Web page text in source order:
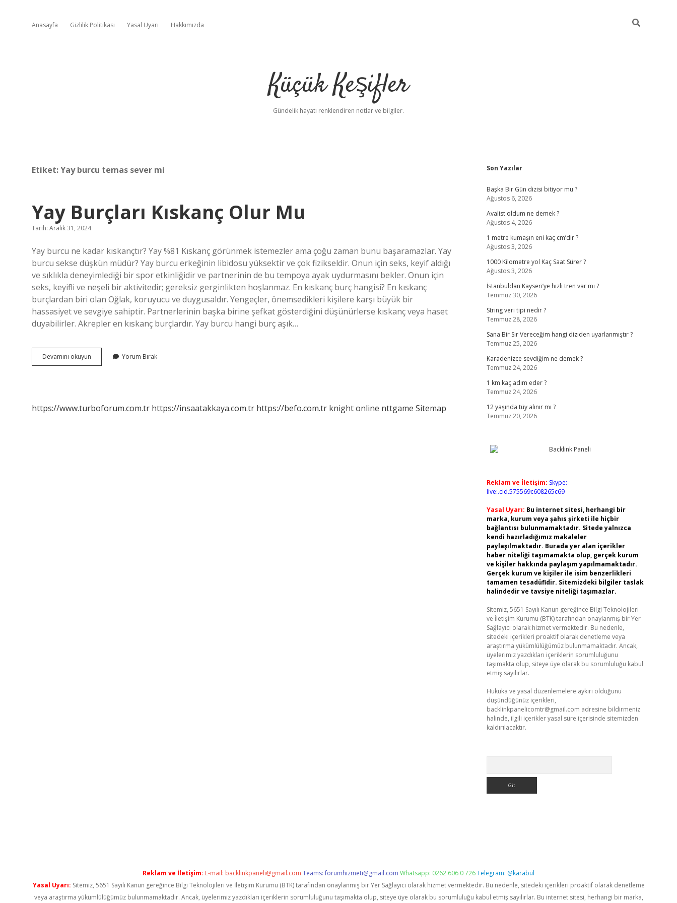
Anasayfa Gizlilik Politikası Yasal Uyarı Hakkımızda
Küçük Keşifler
Gündelik hayatı renklendiren notlar ve bilgiler.
Etiket:Yay burcu temas sever mi
Yay Burçları Kıskanç Olur Mu
Tarih: Aralık 31, 2024
Yay burcu ne kadar kıskançtır? Yay %81 Kıskanç görünmek istemezler ama çoğu zaman bunu başaramazlar. Yay
burcu sekse düşkün müdür? Yay burcu erkeğinin libidosu yüksektir ve çok fizikseldir. Onun için seks, keyif aldığı
ve sıklıkla deneyimlediği bir spor etkinliğidir ve partnerinin de bu tempoya ayak uydurmasını bekler. Onun için
seks, keyifli ve neşeli bir aktivitedir; gereksiz gerginlikten hoşlanmaz. En kıskanç burç hangisi? En kıskanç
burçlardan biri olan Oğlak, koruyucu ve duygusaldır. Yengeçler, önemsedikleri kişilere karşı büyük bir
hassasiyet ve sevgiye sahiptir. Partnerlerinin başka birine şefkat gösterdiğini düşünürlerse kıskanç veya haset
duyabilirler. Akrepler en kıskanç burçlardır. Yay burcu hangi burç aşık…
Devamını okuyun
Burçları
Yorum Bırak
https://www.turboforum.com.tr https://insaatakkaya.com.tr https://befo.com.tr knight online nttgame Sitemap
Sidebar
Son Yazılar
Başka Bir Gün dizisi bitiyor mu ?
Ağustos 6, 2026
Avalist oldum ne demek ?
Ağustos 4, 2026
1 metre kumaşın eni kaç cm’dir ?
Ağustos 3, 2026
1000 Kilometre yol Kaç Saat Sürer ?
Ağustos 3, 2026
İstanbuldan Kayseri’ye hızlı tren var mı ?
Temmuz 30, 2026
String veri tipi nedir ?
Temmuz 28, 2026
Sana Bir Sır Vereceğim hangi diziden uyarlanmıştır ?
Temmuz 25, 2026
Karadenizce sevdiğim ne demek ?
Temmuz 24, 2026
1 km kaç adım eder ?
Temmuz 24, 2026
12 yaşında tüy alınır mı ?
Temmuz 20, 2026
Reklam ve İletişim: Skype:
live:.cid.575569c608265c69
Yasal Uyarı: Bu internet sitesi, herhangi bir
marka, kurum veya şahıs şirketi ile hiçbir
bağlantısı bulunmamaktadır. Sitede yalnızca
kendi hazırladığımız makaleler
paylaşılmaktadır. Burada yer alan içerikler
haber niteliği taşımamakta olup, gerçek kurum
ve kişiler hakkında paylaşım yapılmamaktadır.
Gerçek kurum ve kişiler ile isim benzerlikleri
tamamen tesadüfidir. Sitemizdeki bilgiler taslak
halindedir ve tavsiye niteliği taşımazlar.
Sitemiz, 5651 Sayılı Kanun gereğince Bilgi Teknolojileri
ve İletişim Kurumu (BTK) tarafından onaylanmış bir Yer
Sağlayıcı olarak hizmet vermektedir. Bu nedenle,
sitedeki içerikleri proaktif olarak denetleme veya
araştırma yükümlülüğümüz bulunmamaktadır. Ancak,
üyelerimiz yazdıkları içeriklerin sorumluluğunu
taşımakta olup, siteye üye olarak bu sorumluluğu kabul
etmiş sayılırlar.
Hukuka ve yasal düzenlemelere aykırı olduğunu
düşündüğünüz içerikleri,
backlinkpanelicomtr@gmail.com adresine bildirmeniz
halinde, ilgili içerikler yasal süre içerisinde sitemizden
kaldırılacaktır.
Reklam ve İletişim: E-mail: backlinkpaneli@gmail.com Teams:forumhizmeti@gmail.com Whatsapp: 0262 606 0 726Telegram: @karabul
Yasal Uyarı: Sitemiz, 5651 Sayılı Kanun gereğince Bilgi Teknolojileri ve İletişim Kurumu (BTK) tarafından onaylanmış bir Yer Sağlayıcı olarak hizmet vermektedir. Bu nedenle, sitedeki içerikleri proaktif olarak denetleme
veya araştırma yükümlülüğümüz bulunmamaktadır. Ancak, üyelerimiz yazdıkları içeriklerin sorumluluğunu taşımakta olup, siteye üye olarak bu sorumluluğu kabul etmiş sayılırlar. Bu internet sitesi, herhangi bir marka,